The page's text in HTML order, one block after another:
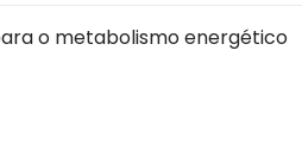
o metabolismo energético